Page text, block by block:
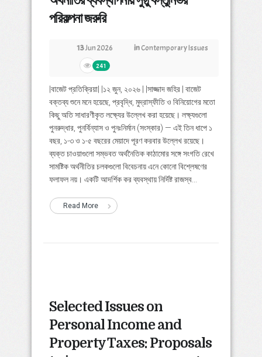
পরিকল্পনা জরুরি
13Jun 2026 inContemporary Issues
241
|বাজেট প্রতিক্রিয়া| |১২ জুন, ২০২৬ | |সাজ্জাদ জহির | বাজেট
বক্তব্য শুনে মনে হয়েছে, প্রবৃদ্ধি, মুদ্রাস্ফীতি ও বিনিয়োগের মতো
কিছু অতি সাধারণীকৃত লক্ষ্যের উল্লেখ করা হয়েছে। লক্ষ্যগুলো
পুনরুদ্ধার, পুনর্বিন্যাস ও পুনঃনির্মান (সংস্কার) — এই তিন ধাপে ১
বছর, ১-৩ ও ১-৫ বছরের মেয়াদে পূরণ করবার উল্লেখ রয়েছে।
ব্যক্ত চাওয়াগুলো সম্ভবত অর্থনৈতিক কাঠামোর সঙ্গে সংগতি রেখে
সামষ্টিক অর্থনীতির চলকগুলো বিবেচনায় এনে কোনো বিশ্লেষণের
ফলাফল নয়। একটি আদর্শিক কর ব্যবস্থায় নির্দিষ্ট রাজস্ব...
Read More
Selected Issues on
Personal Income and
Property Taxes: Proposals